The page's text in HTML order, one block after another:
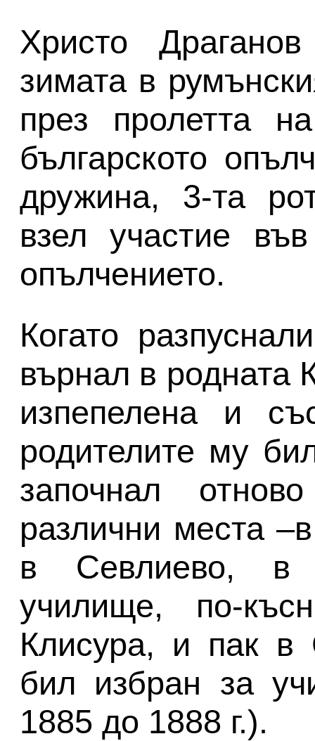
Христо
зимата в
през пролетта
българското
дружина, 3-та
взел участие
опълчението.
Когато
върнал в родната
изпепелена и
родителите му
започнал
различни места
в Севлиево, в
училище, по-
Клисура, и пак в
бил избран за
1885 до 1888 г.).